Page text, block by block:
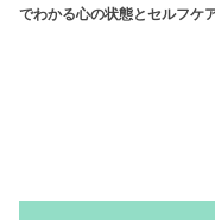
でわかる心の状態とセルフケ